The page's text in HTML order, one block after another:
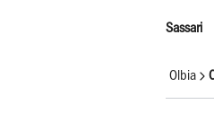
Sassari
Olbia